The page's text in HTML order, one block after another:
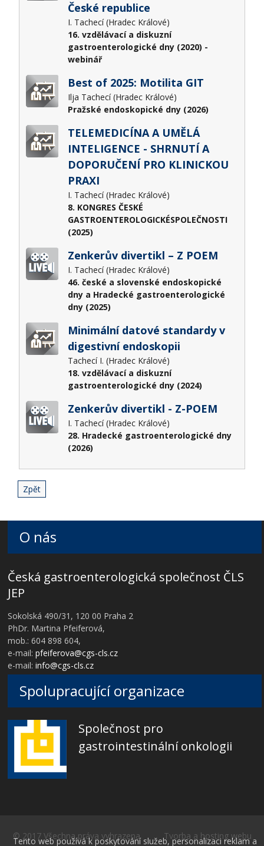
České republice
I. Tachecí (Hradec Králové)
16. vzdělávací a diskuzní
gastroenterologické dny (2020) -
webinář
Best of 2025: Motilita GIT
Ilja Tachecí (Hradec Králové)
Pražské endoskopické dny (2026)
TELEMEDICÍNA A UMĚLÁ
INTELIGENCE - SHRNUTÍ A
DOPORUČENÍ PRO KLINICKOU
PRAXI
I. Tachecí (Hradec Králové)
8. KONGRES ČESKÉ
GASTROENTEROLOGICKÉSPOLEČNOSTI
(2025)
Zenkerův divertikl – Z POEM
I. Tachecí (Hradec Králové)
46. české a slovenské endoskopické
dny a Hradecké gastroenterologické
dny (2025)
Minimální datové standardy v
digestivní endoskopii
Tachecí I. (Hradec Králové)
18. vzdělávací a diskuzní
gastroenterologické dny (2024)
Zenkerův divertikl - Z-POEM
I. Tachecí (Hradec Králové)
28. Hradecké gastroenterologické dny
(2026)
Zpět
O nás
Česká gastroenterologická společnost ČLS
JEP
Sokolská 490/31, 120 00 Praha 2
PhDr. Martina Pfeiferová,
mob.: 604 898 604,
e-mail:pfeiferova@cgs-cls.cz
e-mail:info@cgs-cls.cz
Spolupracující organizace
Společnost pro
gastrointestinální onkologii
© 2017 Všechna práva vyhrazena Tvorba a hosting webu
Tento web používá k poskytování služeb, personalizaci reklam a